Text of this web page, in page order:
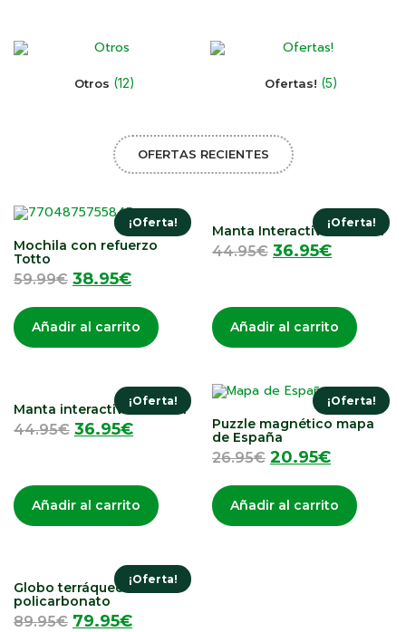
Otros (12) Ofertas! (5)
OFERTAS RECIENTES
¡Oferta!
Mochila con refuerzo
Totto
59.99€ 38.95€
Añadir al carrito
¡Oferta!
Manta Interactiva Musical
44.95€ 36.95€
Añadir al carrito
¡Oferta!
Manta interactiva musical
44.95€ 36.95€
Añadir al carrito
¡Oferta!
Puzzle magnético mapa
de España
26.95€ 20.95€
Añadir al carrito
¡Oferta!
Globo terráqueo
policarbonato
89.95€ 79.95€